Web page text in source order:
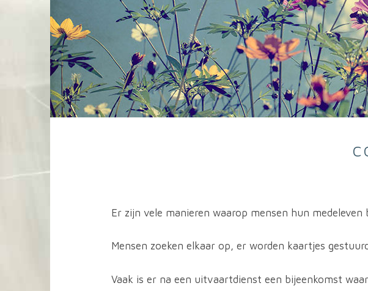
Er zijn vele manieren waarop mensen hun
Mensen zoeken elkaar op, er worden kaartjes
Vaak is er na een uitvaartdienst een bijeenkomst